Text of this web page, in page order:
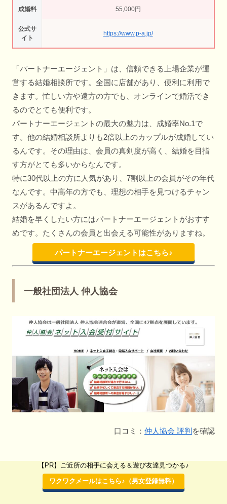
成婚料 55,000円
公式サ
イト
https://www.p-a.jp/
「パートナーエージェント」は、信頼できる上場企業が運
営する結婚相談所です。全国に店舗があり、便利に利用で
きます。忙しい方や遠方の方でも、オンラインで婚活でき
るのでとても便利です。
パートナーエージェントの最大の魅力は、成婚率No.1で
す。他の結婚相談所よりも2倍以上のカップルが成婚してい
るんです。その理由は、会員の真剣度が高く、結婚を目指
す方がとても多いからなんです。
特に30代以上の方に人気があり、7割以上の会員がその年代
なんです。中高年の方でも、理想の相手を見つけるチャン
スがあるんですよ。
結婚を早くしたい方にはパートナーエージェントがおすす
めです。たくさんの会員と出会える可能性がありますね。
パートナーエージェントはこちら♪
一般社団法人 仲人協会
口コミ： 仲人協会 評判 を確認
仲人協会
【PR】ご近所の相手に会える＆遊び友達見つかる♪
ワクワクメールはこちら♪（男女登録無料）